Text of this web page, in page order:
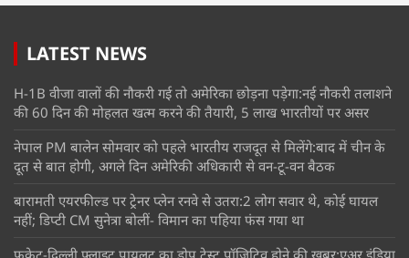
LATEST NEWS
H-1B वीजा वालों की नौकरी गई तो अमेरिका छोड़ना पड़ेगा:नई नौकरी तलाशने
की 60 दिन की मोहलत खत्म करने की तैयारी, 5 लाख भारतीयों पर असर
नेपाल PM बालेन सोमवार को पहले भारतीय राजदूत से मिलेंगे:बाद में चीन के
दूत से बात होगी, अगले दिन अमेरिकी अधिकारी से वन-टू-वन बैठक
बारामती एयरफील्ड पर ट्रेनर प्लेन रनवे से उतरा:2 लोग सवार थे, कोई घायल
नहीं; डिप्टी CM सुनेत्रा बोलीं- विमान का पहिया फंस गया था